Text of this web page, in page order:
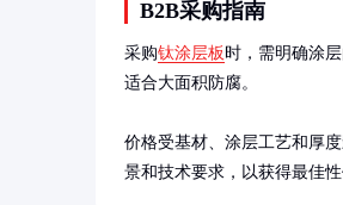
B2B采购指南
采购钛涂层板 时，需明确涂
适合大面积防腐。
价格受基材、涂层工艺和厚
景和技术要求，以获得最佳性